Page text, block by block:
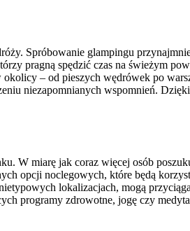
Spróbowanie glampingu
pragną spędzić czas na świeżym
– od pieszych wędrówek po
niezapomnianych wspomnień.
W miarę jak coraz więcej osób
opcji noclegowych, które będą
lokalizacjach, mogą
programy zdrowotne, jogę czy